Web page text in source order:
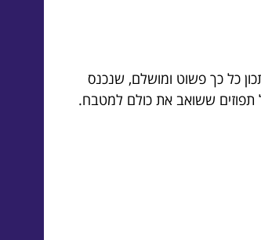
כל כך פשוט ומושלם, שנכנס
תפוזים ששואב את כולם למטבח.